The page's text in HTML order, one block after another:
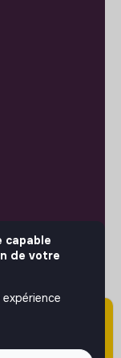
il y a
est sans
capable
de votre